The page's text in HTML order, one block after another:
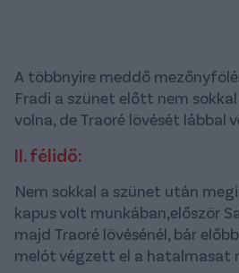
A többnyire meddő
Fradi a szünet előtt nem
volna, de Traoré lövését lábbal
II. félidő:
Nem sokkal a szünet után
kapus volt munkában,először
majd Traoré lövésénél, bár
melót végzett el a hatalmasat